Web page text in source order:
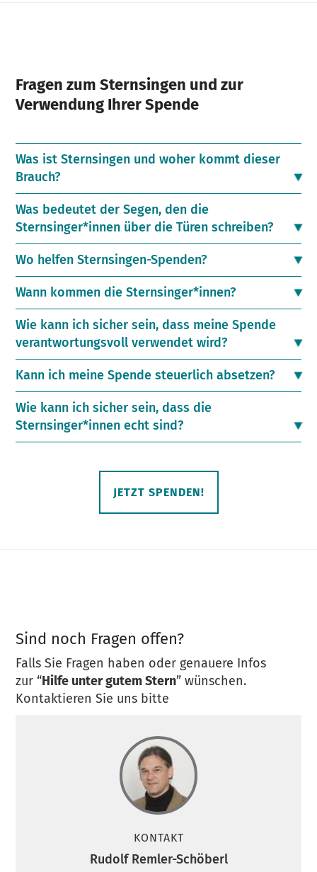
Fragen zum Sternsingen und zur
Verwendung Ihrer Spende
Was ist Sternsingen und woher kommt dieser
Brauch?
Was bedeutet der Segen, den die
Sternsinger*innen über die Türen schreiben?
Wo helfen Sternsingen-Spenden?
Wann kommen die Sternsinger*innen?
Wie kann ich sicher sein, dass meine Spende
verantwortungsvoll verwendet wird?
Kann ich meine Spende steuerlich absetzen?
Wie kann ich sicher sein, dass die
Sternsinger*innen echt sind?
JETZT SPENDEN!
Sind noch Fragen offen?
Falls Sie Fragen haben oder genauere Infos
zur “Hilfe unter gutem Stern” wünschen.
Kontaktieren Sie uns bitte
KONTAKT
Rudolf Remler-Schöberl